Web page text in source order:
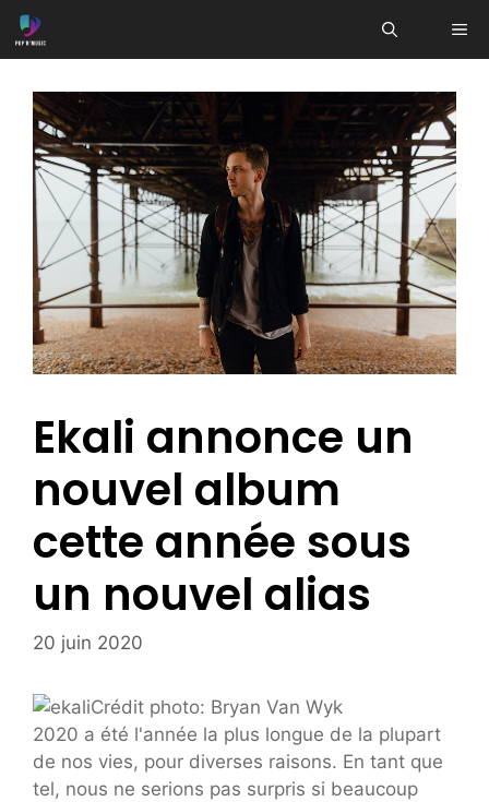
Aller
au
Ekali annonce un
nouvel album
cette année sous
un nouvel alias
20 juin 2020
Crédit photo: Bryan Van Wyk
2020 a été l'année la plus longue de la plupart
de nos vies, pour diverses raisons. En tant que
tel, nous ne serions pas surpris si beaucoup